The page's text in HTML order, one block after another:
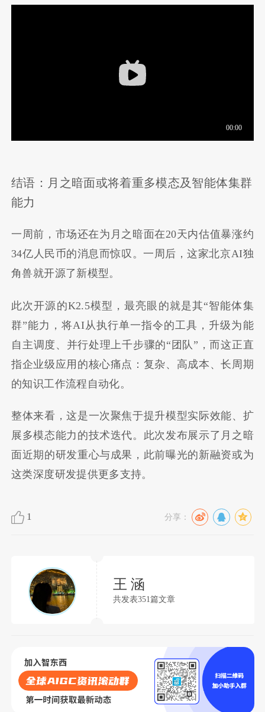
结语：月之暗面或将着重多模态及智能体集群
能力
一周前，市场还在为月之暗面在20天内估值暴涨约
34亿人民币的消息而惊叹。一周后，这家北京AI独
角兽就开源了新模型。
此次开源的K2.5模型，最亮眼的就是其“智能体集
群”能力，将AI从执行单一指令的工具，升级为能
自主调度、并行处理上千步骤的“团队”，而这正直
指企业级应用的核心痛点：复杂、高成本、长周期
的知识工作流程自动化。
整体来看，这是一次聚焦于提升模型实际效能、扩
展多模态能力的技术迭代。此次发布展示了月之暗
面近期的研发重心与成果，此前曝光的新融资或为
这类深度研发提供更多支持。
1 分享：
王 涵
共发表351篇文章